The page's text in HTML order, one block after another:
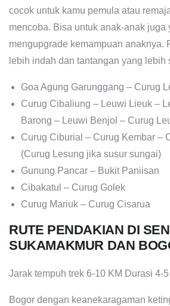
cocok untuk kamu pemula atau
mencoba. Bisa untuk anak-anak juga
mengupgrade kemampuan anaknya.
lebih indah dan tantangan yang lebih
Goa Agung Garunggang – Curug
Curug Cibaliung – Leuwi Lieuk –
Barong – Leuwi Benjol – Curug
Curug Ciburial – Curug Kembar –
(Curug Lesung jika susur sungai)
Gunung Pancar – Bukit Paniisan
Cibakatul – Curug Golek
Curug Mariuk – Curug Cisarua
RUTE PENDAKIAN DI
SUKAMAKMUR DAN
Jarak tempuh trek 6-10 KM Durasi 4-
Bogor dengan keanekaragaman